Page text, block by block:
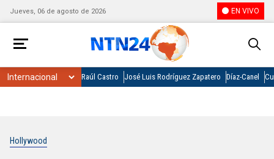
Jueves, 06 de agosto de 2026 EN VIVO
Raúl Castro José Luis Rodríguez Zapatero Díaz-Canel
Hollywood